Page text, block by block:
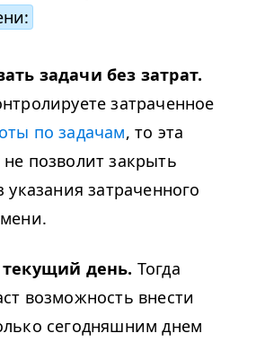
задачи без затрат.
затраченное
по задачам, то эта
позволит закрыть
указания затраченного
текущий день. Тогда
возможность внести
сегодняшним днем